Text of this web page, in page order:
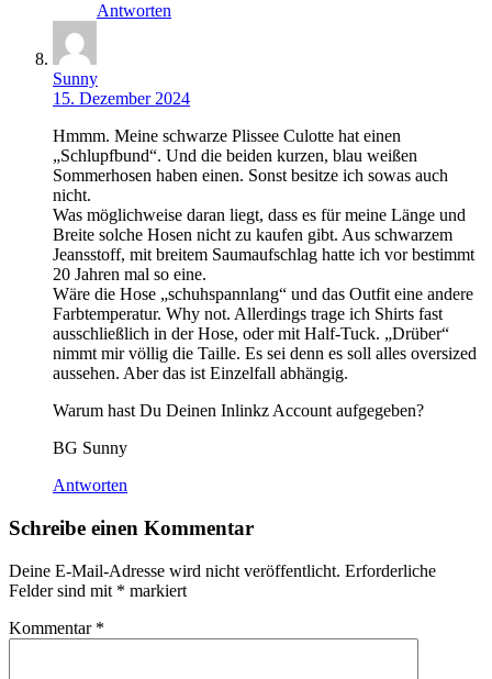
Antworten
Sunny
15. Dezember 2024
Hmmm. Meine schwarze Plissee Culotte hat einen
„Schlupfbund“. Und die beiden kurzen, blau weißen
Sommerhosen haben einen. Sonst besitze ich sowas auch
nicht.
Was möglichweise daran liegt, dass es für meine Länge und
Breite solche Hosen nicht zu kaufen gibt. Aus schwarzem
Jeansstoff, mit breitem Saumaufschlag hatte ich vor bestimmt
20 Jahren mal so eine.
Wäre die Hose „schuhspannlang“ und das Outfit eine andere
Farbtemperatur. Why not. Allerdings trage ich Shirts fast
ausschließlich in der Hose, oder mit Half-Tuck. „Drüber“
nimmt mir völlig die Taille. Es sei denn es soll alles oversized
aussehen. Aber das ist Einzelfall abhängig.
Warum hast Du Deinen Inlinkz Account aufgegeben?
BG Sunny
Antworten
Schreibe einen Kommentar
Deine E-Mail-Adresse wird nicht veröffentlicht. Erforderliche
Felder sind mit * markiert
Kommentar *